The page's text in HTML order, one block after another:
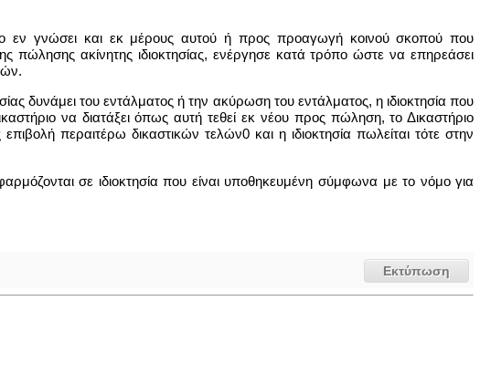
εν γνώσει και εκ μέρους αυτού ή προς προαγωγή κοινού σκοπού που
ακίνητης ιδιοκτησίας, ενέργησε κατά τρόπο ώστε να επηρεάσει
δυνάμει του εντάλματος ή την ακύρωση του εντάλματος, η ιδιοκτησία που
να διατάξει όπως αυτή τεθεί εκ νέου προς πώληση, το Δικαστήριο
περαιτέρω δικαστικών τελών0 και η ιδιοκτησία πωλείται τότε στην
σε ιδιοκτησία που είναι υποθηκευμένη σύμφωνα με το νόμο για
Εκτύπωση